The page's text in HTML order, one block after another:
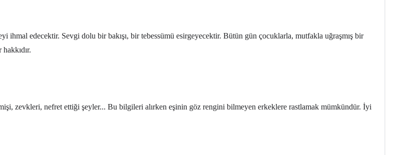
edecektir. Sevgi dolu bir bakışı, bir tebessümü esirgeyecektir. Bütün gün çocuklarla, mutfakla uğraşmış bir
zevkleri, nefret ettiği şeyler... Bu bilgileri alırken eşinin göz rengini bilmeyen erkeklere rastlamak mümkündür. İyi